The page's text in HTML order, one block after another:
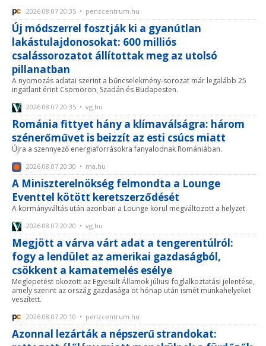
2026.08.07 20:35 • penzcentrum.hu
Új módszerrel fosztják ki a gyanútlan
lakástulajdonosokat: 600 milliós
csalássorozatot állítottak meg az utolsó
pillanatban
A nyomozás adatai szerint a bűncselekmény-sorozat már legalább 25
ingatlant érint Csömörön, Szadán és Budapesten.
2026.08.07 20:35 • vg.hu
Románia fittyet hány a klímaválságra: három
szénerőművet is beizzít az esti csúcs miatt
Újra a szennyező energiaforrásokra fanyalodnak Romániában.
2026.08.07 20:30 • ma.hu
A Miniszterelnökség felmondta a Lounge
Eventtel kötött keretszerződését
A kormányváltás után azonban a Lounge körül megváltozott a helyzet.
2026.08.07 20:20 • vg.hu
Megjött a várva várt adat a tengerentúlról:
fogy a lendület az amerikai gazdaságból,
csökkent a kamatemelés esélye
Meglepetést okozott az Egyesült Államok júliusi foglalkoztatási jelentése,
amely szerint az ország gazdasága öt hónap után ismét munkahelyeket
veszített.
2026.08.07 20:10 • penzcentrum.hu
Azonnal lezárták a népszerű strandokat: